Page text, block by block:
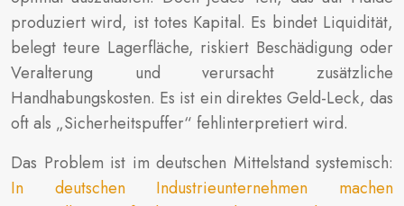
produziert wird, ist totes Kapital. Es bindet Liquidität,
belegt teure Lagerfläche, riskiert Beschädigung oder
Veralterung und verursacht zusätzliche
Handhabungskosten. Es ist ein direktes Geld-Leck, das
oft als „Sicherheitspuffer“ fehlinterpretiert wird.
Das Problem ist im deutschen Mittelstand systemisch:
In deutschen Industrieunternehmen machen